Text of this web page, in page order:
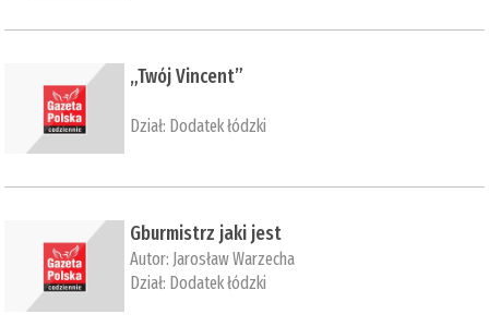
​„Twój Vincent”
Dział: Dodatek łódzki
​Gburmistrz jaki jest
Autor: Jarosław Warzecha
Dział: Dodatek łódzki